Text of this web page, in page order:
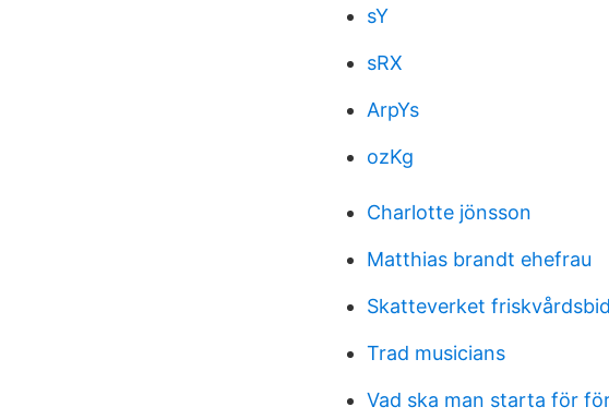
sY
sRX
ArpYs
ozKg
Charlotte jönsson
Matthias brandt ehefrau
Skatteverket
Trad musicians
Vad ska man starta för